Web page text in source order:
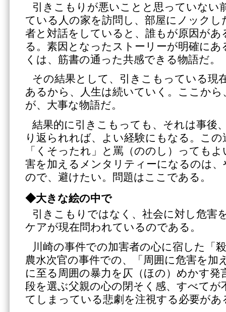
引きこもりが悪いことと思っていない
ている人の家を訪問し、部屋にノック
者と対話をしていると、誰もが原因が
る。素因となったストーリーが明確に
くは、筋書の通った共感できる物語だ。
その結果として、引きこもっている現
あるから、人生は続いていく。ここか
が、大事な物語だ。
結果的に引きこもっても、それは事後
り返られれば、よい経験にもなる。こ
「くそったれ」と罵（ののし）っても
害を加えるメンタリティーになるのは
ので、避けたい。問題はここである。
◆大きな絵の中で
引きこもりではなく、社会に対し危害
ケアが現在問われているのである。
川崎の事件での加害者の心に宿した「
農水次官の事件での、「周囲に危害を加
に至る周囲の暴力を仄（ほの）めかす発
段を選ぶ父親の心の閉そく感、すべてが
てしまっている悲劇を注視する必要があ